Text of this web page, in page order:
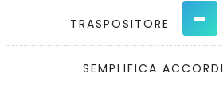
TRASPOSITORE -
SEMPLIFICA ACCORDI